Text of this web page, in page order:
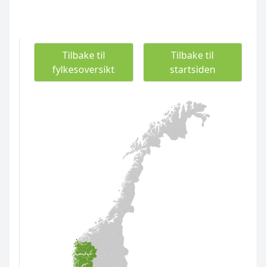
Tilbake til
fylkesoversikt
Tilbake til
startsiden